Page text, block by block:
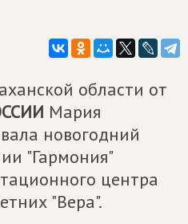
области от
Мария
новогодний
"Гармония"
центра
"Вера".